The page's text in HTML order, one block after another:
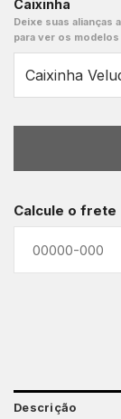
Caixinha
Deixe suas alianças
para ver os
Calcule o frete
Descrição